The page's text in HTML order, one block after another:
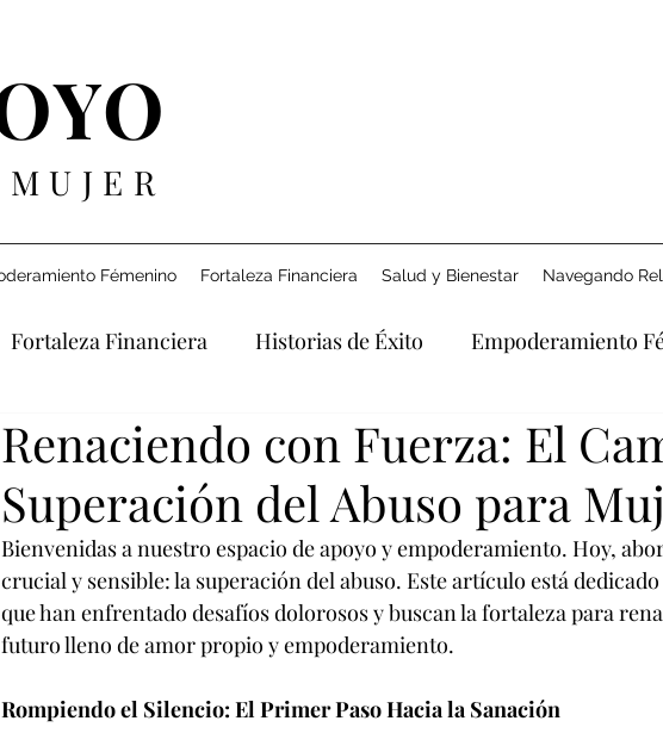
Fémenino Fortaleza Financiera Salud y Bienestar Navegando
Fortaleza Financiera Historias de Éxito Empoderamiento
Relaciones Derecho y Apoyo Explorando la Era Digital
Renaciendo con Fuerza: El
Superación del Abuso para
Bienvenidas a nuestro espacio de apoyo y empoderamiento. Hoy,
crucial y sensible: la superación del abuso. Este artículo está
que han enfrentado desafíos dolorosos y buscan la fortaleza para
futuro lleno de amor propio y empoderamiento.
Rompiendo el Silencio: El Primer Paso Hacia la Sanación